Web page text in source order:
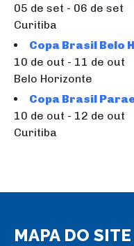
05 de set - 06 de set
Curitiba
Copa Brasil Belo
10 de out - 11 de out
Belo Horizonte
Copa Brasil
10 de out - 12 de out
Curitiba
MAPA DO SITE